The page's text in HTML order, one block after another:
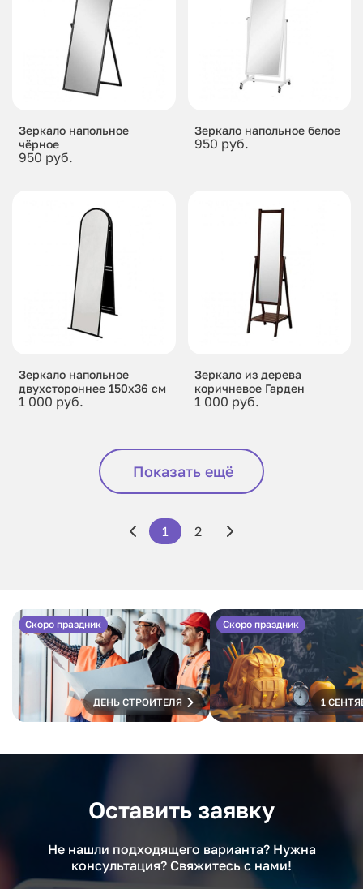
Зеркало напольное
чёрное
950 руб.
Зеркало напольное белое
950 руб.
Зеркало напольное
двухстороннее 150x36 см
1 000 руб.
Зеркало из дерева
коричневое Гарден
1 000 руб.
Показать ещё
1 2
Скоро праздник
ДЕНЬ СТРОИТЕЛЯ
Скоро праздник
1
Оставить заявку
Не нашли подходящего варианта? Нужна
консультация? Свяжитесь с нами!